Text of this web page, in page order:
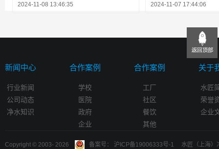
2024-11-08 13:46:35 2024-11-07 17:44:06
新闻中心
行业新闻
公司动态
净水知识
合作案例
学校
医院
政府
企业
合作案例
工厂
社区
餐饮
其他
关于
水匠
荣誉
企业
Copyright © 2003- 2026 备案号： 沪ICP备19006333号-1 水匠（上海）